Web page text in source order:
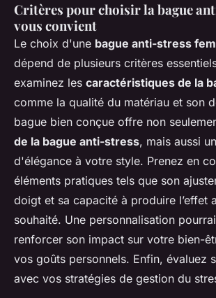
Critères pour choisir la bague
vous convient
Le choix d'une bague anti-stress
dépend de plusieurs critères
examinez les caractéristiques de la
comme la qualité du matériau et son
bague bien conçue offre non
de la bague anti-stress, mais aussi
d'élégance à votre style. Prenez en
éléments pratiques tels que son
doigt et sa capacité à produire l’effet
souhaité. Une personnalisation
renforcer son impact sur votre bien-
vos goûts personnels. Enfin, évaluez
avec vos stratégies de gestion du